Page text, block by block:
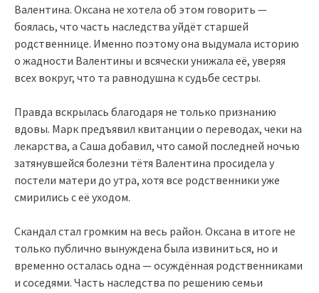
Валентина. Оксана не хотела об этом говорить —
боялась, что часть наследства уйдёт старшей
родственнице. Именно поэтому она выдумала историю
о жадности Валентины и всячески унижала её, уверяя
всех вокруг, что та равнодушна к судьбе сестры.
Правда вскрылась благодаря не только признанию
вдовы. Марк предъявил квитанции о переводах, чеки на
лекарства, а Саша добавил, что самой последней ночью
затянувшейся болезни тётя Валентина просидела у
постели матери до утра, хотя все родственники уже
смирились с её уходом.
Скандал стал громким на весь район. Оксана в итоге не
только публично вынуждена была извиниться, но и
временно осталась одна — осуждённая родственниками
и соседями. Часть наследства по решению семьи